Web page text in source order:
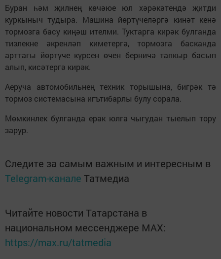
Буран һәм җилнең көчәюе юл хәрәкәтендә җитди
куркыныч тудыра. Машина йөртүчеләргә кинәт кенә
тормозга басу киңәш ителми. Туктарга кирәк булганда
тизлекне әкренләп киметергә, тормозга басканда
арттагы йөртүче күрсен өчен берничә тапкыр басып
алып, кисәтергә кирәк.
Аеруча автомобильнең техник торышына, бигрәк тә
тормоз системасына игътибарлы булу сорала.
Мөмкинлек булганда ерак юлга чыгудан тыелып тору
зарур.
Следите за самым важным и интересным в
Telegram-канале Татмедиа
Читайте новости Татарстана в
национальном мессенджере MАХ:
https://max.ru/tatmedia